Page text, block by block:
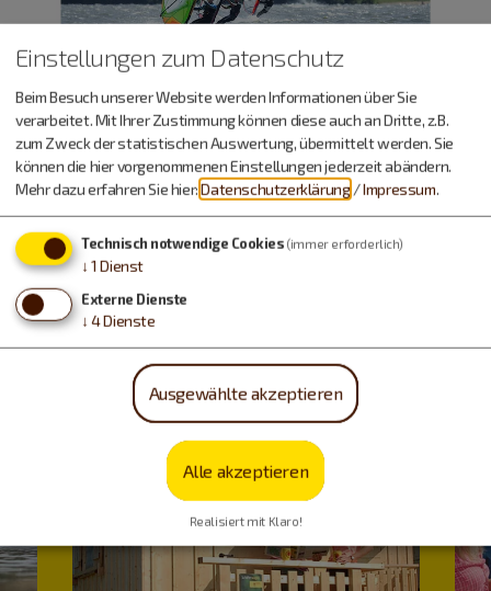
Urlaub machen, essen,
trinken…
Einstellungen zum Datenschutz
Beim Besuch unserer Website werden Informationen über Sie
verarbeitet. Mit Ihrer Zustimmung können diese auch an Dritte, z.B.
zum Zweck der statistischen Auswertung, übermittelt werden. Sie
können die hier vorgenommenen Einstellungen jederzeit abändern.
Mehr dazu erfahren Sie hier:Datenschutzerklärung /Impressum.
Technisch notwendige Cookies (immer erforderlich)
↓ 1 Dienst
Externe Dienste
↓ 4Dienste
Ausgewählte akzeptieren
Alle akzeptieren
Realisiert mit Klaro!